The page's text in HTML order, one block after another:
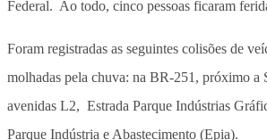
Federal. Ao todo, cinco pessoas ficaram
Foram registradas as seguintes colisões de
molhadas pela chuva: na BR-251, próximo a
avenidas L2, Estrada Parque Indústrias
Parque Indústria e Abastecimento (Epia).